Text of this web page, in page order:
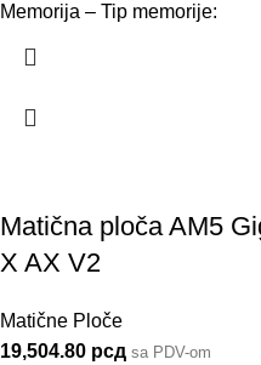
Memorija – Tip memorije:
Matična ploča AM5
X AX V2
Matične Ploče
19,504.80 рсд sa PDV-om